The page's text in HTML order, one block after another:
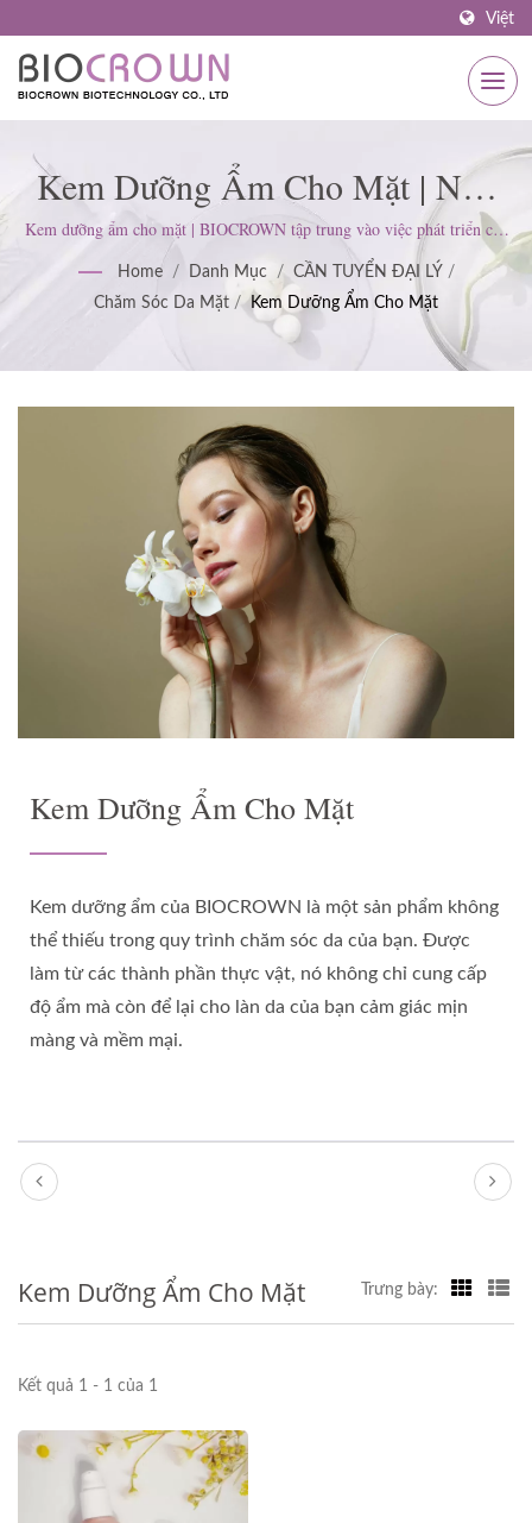
Việt
Kem Dưỡng Ẩm Cho Mặt | Nhà
Sản Xuất Sản Phẩm Chăm Sóc Da
Được Chứng Nhận ISO & GMP
Từ Năm 1977 | BIOCROWN
Kem dưỡng ẩm cho mặt | BIOCROWN tập trung vào việc phát triển các
sản phẩm chăm sóc da. Chúng tôi tuân theo tiêu chuẩn ISO22716 và
Thực hành Sản xuất Tốt (GMP); giữ vững thái độ nghiêm ngặt để đáp
ứng mong đợi của khách hàng.
Home / Danh Mục / CẦN TUYỂN ĐẠI LÝ /
Chăm Sóc Da Mặt / Kem Dưỡng Ẩm Cho Mặt
Kem Dưỡng Ẩm Cho Mặt
Kem dưỡng ẩm của BIOCROWN là một sản phẩm không
thể thiếu trong quy trình chăm sóc da của bạn. Được
làm từ các thành phần thực vật, nó không chỉ cung cấp
độ ẩm mà còn để lại cho làn da của bạn cảm giác mịn
màng và mềm mại.
Kem Dưỡng Ẩm Cho Mặt Trưng bày:
Kết quả 1 - 1 của 1